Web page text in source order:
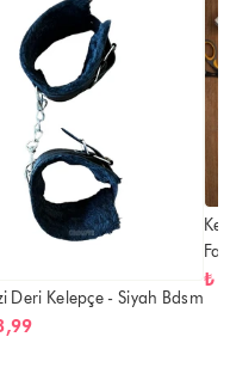
Deri Kelepçe - Siyah Bdsm
₺